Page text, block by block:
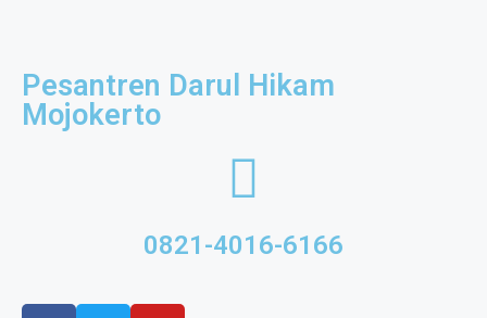
Pesantren Darul Hikam
Mojokerto
0821-4016-6166